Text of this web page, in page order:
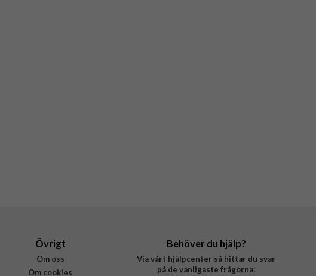
Övrigt
Om oss
Om cookies
Behöver du hjälp?
Via vårt hjälpcenter så hittar du svar
på de vanligaste frågorna: